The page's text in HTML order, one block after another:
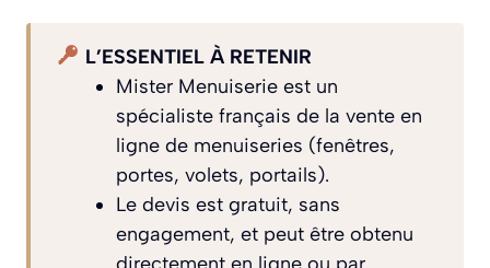
L’ESSENTIEL À RETENIR
Mister Menuiserie est un
spécialiste français de la vente en
ligne de menuiseries (fenêtres,
portes, volets, portails).
Le devis est gratuit, sans
engagement, et peut être obtenu